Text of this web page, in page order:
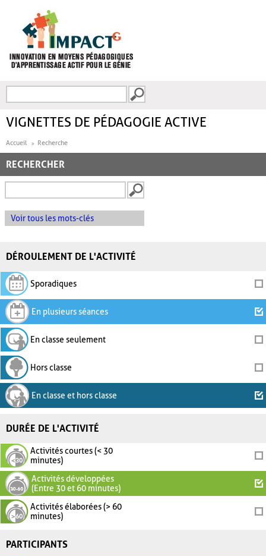
FORMULAIRE DE
VIGNETTES DE PÉDAGOGIE ACTIVE
Accueil Recherche
RECHERCHER
Voir tous les mots-clés
DÉROULEMENT DE L'ACTIVITÉ
Sporadiques
En plusieurs séances
En classe seulement
Hors classe
En classe et hors classe
DURÉE DE L'ACTIVITÉ
Activités courtes (< 30
minutes)
Activités développées
(Entre 30 et 60 minutes)
Activités élaborées (> 60
minutes)
PARTICIPANTS